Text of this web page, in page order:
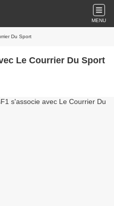
MENU
Du Sport
Le Courrier Du Sport